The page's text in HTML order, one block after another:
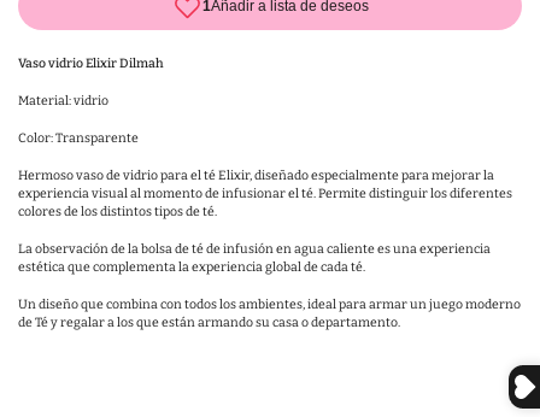
Vaso vidrio Elixir Dilmah
Material: vidrio
Color: Transparente
Hermoso vaso de vidrio para el té Elixir, diseñado especialmente para mejorar la
experiencia visual al momento de infusionar el té. Permite distinguir los diferentes
colores de los distintos tipos de té.
La observación de la bolsa de té de infusión en agua caliente es una experiencia
estética que complementa la experiencia global de cada té.
Un diseño que combina con todos los ambientes, ideal para armar un juego moderno
de Té y regalar a los que están armando su casa o departamento.